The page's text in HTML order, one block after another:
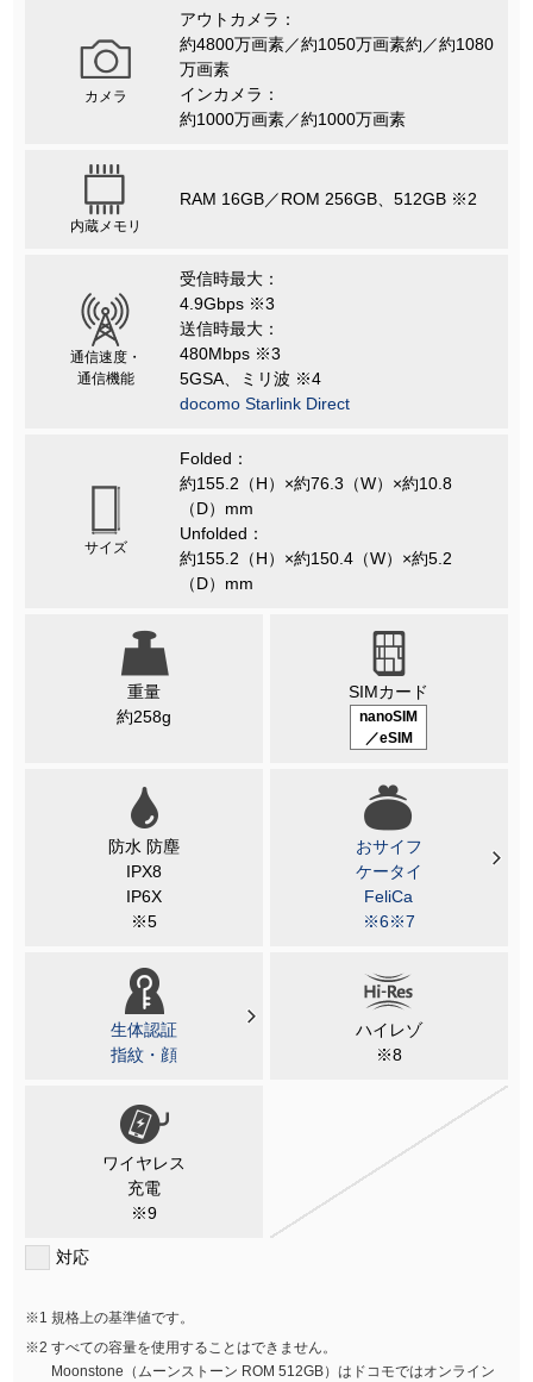
カメラ
アウトカメラ：
約4800万画素／約1050万画素約／約1080
万画素
インカメラ：
約1000万画素／約1000万画素
内蔵メモリ
RAM 16GB／ROM 256GB、512GB ※2
通信速度・
通信機能
受信時最大：
4.9Gbps ※3
送信時最大：
480Mbps ※3
5GSA、ミリ波 ※4
docomo Starlink Direct
サイズ
Folded：
約155.2（H）×約76.3（W）×約10.8
（D）mm
Unfolded：
約155.2（H）×約150.4（W）×約5.2
（D）mm
重量
約258g
SIMカード
nanoSIM
／eSIM
防水 防塵
IPX8
IP6X
※5
おサイフ
ケータイ
FeliCa
※6※7
生体認証
指紋・顔
ハイレゾ
※8
ワイヤレス
充電
※9
対応
規格上の基準値です。
すべての容量を使用することはできません。
Moonstone（ムーンストーン ROM 512GB）はドコモではオンライン